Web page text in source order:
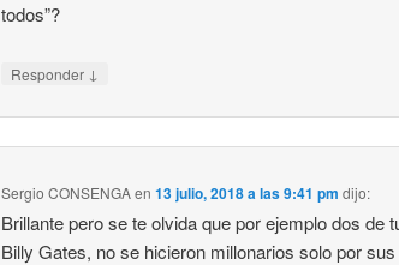
todos”?
Responder ↓
Sergio CONSENGAen13 julio, 2018 a las 9:41 pm dijo:
Brillante pero se te olvida que por ejemplo dos de
Billy Gates, no se hicieron millonarios solo por